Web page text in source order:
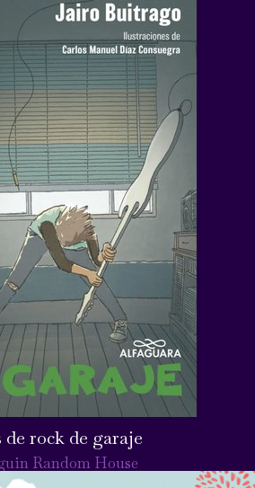
de rock de garaje
Random House